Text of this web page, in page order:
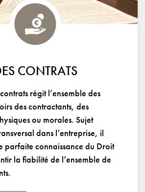
CONTRATS
régit l’ensemble des
des contractants, des
ou morales. Sujet
dans l’entreprise, il
parfaite connaissance du Droit
la fiabilité de l’ensemble de